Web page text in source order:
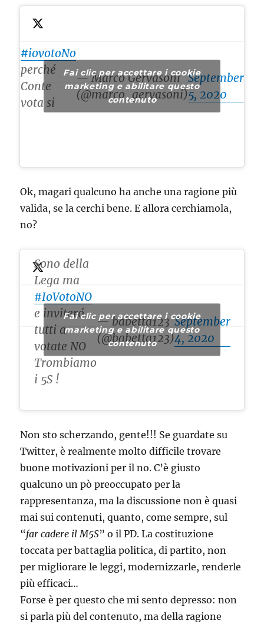
#iovotoNo
perché
Conte
vota si
— Marco Gervasoni
(@marco_gervasoni)
September
5, 2020
Fai clic per accettare i cookie
marketing e abilitare questo
contenuto
Ok, magari qualcuno ha anche una ragione più
valida, se la cerchi bene. E allora cerchiamola,
no?
Sono della
Lega ma
#IoVotoNO
e inviteró
tutti a
votate NO
Trombiamo
i 5S !
— babetta123
(@babetta123)
September
4, 2020
Fai clic per accettare i cookie
marketing e abilitare questo
contenuto
Non sto scherzando, gente!!! Se guardate su
Twitter, è realmente molto difficile trovare
buone motivazioni per il no. C’è giusto
qualcuno un pò preoccupato per la
rappresentanza, ma la discussione non è quasi
mai sui contenuti, quanto, come sempre, sul
“far cadere il M5S” o il PD. La costituzione
toccata per battaglia politica, di partito, non
per migliorare le leggi, modernizzarle, renderle
più efficaci…
Forse è per questo che mi sento depresso: non
si parla più del contenuto, ma della ragione